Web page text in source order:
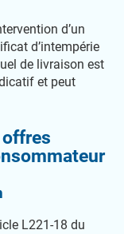
d’un
d’intempérie
de livraison est
et peut
L221-18 du